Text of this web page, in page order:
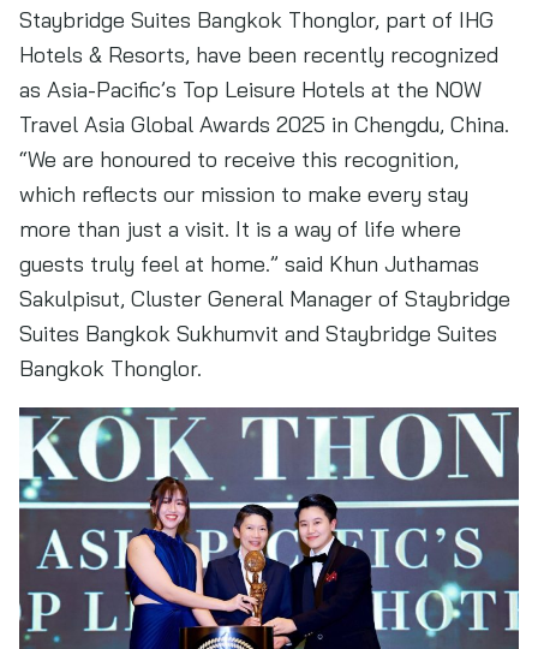
Staybridge Suites Bangkok Thonglor, part of IHG
Hotels & Resorts, have been recently recognized
as Asia-Pacific’s Top Leisure Hotels at the NOW
Travel Asia Global Awards 2025 in Chengdu, China.
“We are honoured to receive this recognition,
which reflects our mission to make every stay
more than just a visit. It is a way of life where
guests truly feel at home.” said Khun Juthamas
Sakulpisut, Cluster General Manager of Staybridge
Suites Bangkok Sukhumvit and Staybridge Suites
Bangkok Thonglor.